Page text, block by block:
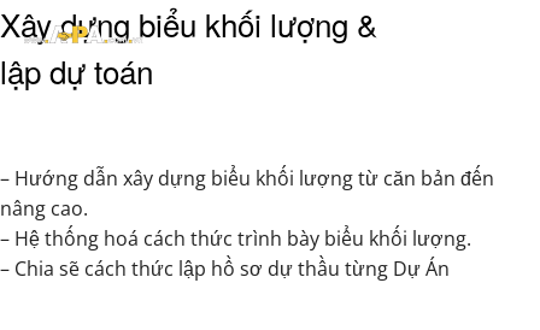
Xây dựng biểu khối lượng &
lập dự toán
– Hướng dẫn xây dựng biểu khối lượng từ căn bản đến
nâng cao.
– Hệ thống hoá cách thức trình bày biểu khối lượng.
– Chia sẽ cách thức lập hồ sơ dự thầu từng Dự Án